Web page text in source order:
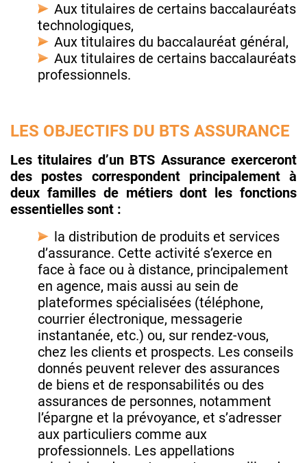
Aux titulaires de certains baccalauréats
technologiques,
Aux titulaires du baccalauréat général,
Aux titulaires de certains baccalauréats
professionnels.
LES OBJECTIFS DU BTS ASSURANCE
Les titulaires d’un BTS Assurance exerceront
des postes correspondent principalement à
deux familles de métiers dont les fonctions
essentielles sont :
la distribution de produits et services
d’assurance. Cette activité s’exerce en
face à face ou à distance, principalement
en agence, mais aussi au sein de
plateformes spécialisées (téléphone,
courrier électronique, messagerie
instantanée, etc.) ou, sur rendez-vous,
chez les clients et prospects. Les conseils
donnés peuvent relever des assurances
de biens et de responsabilités ou des
assurances de personnes, notamment
l’épargne et la prévoyance, et s’adresser
aux particuliers comme aux
professionnels. Les appellations